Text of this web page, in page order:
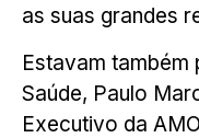
as suas grandes
Estavam
Saúde, Paulo
Executivo da